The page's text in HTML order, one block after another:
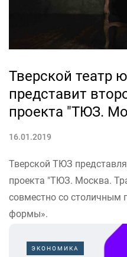
Тверской театр
представит
проекта "ТЮЗ.
16.01.2019
Тверской ТЮЗ
проекта "ТЮЗ. Москва.
совместно со столичным
формы».
15 февраля на сцене
сумасшедшего" -
ЭКОНОМИКА